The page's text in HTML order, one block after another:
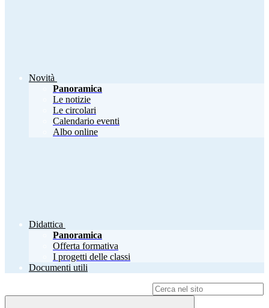
Novità
Panoramica
Le notizie
Le circolari
Calendario eventi
Albo online
Didattica
Panoramica
Offerta formativa
I progetti delle classi
Documenti utili